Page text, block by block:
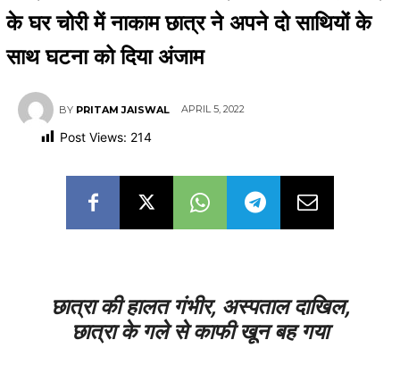
के घर चोरी में नाकाम छात्र ने अपने दो साथियों के
साथ घटना को दिया अंजाम
BY PRITAM JAISWAL APRIL 5, 2022
Post Views: 214
छात्रा की हालत गंभीर, अस्पताल दाखिल,
छात्रा के गले से काफी खून बह गया